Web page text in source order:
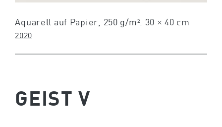
Aquarell auf Papier, 250 g/m². 30 × 40 cm
2020
GEIST V